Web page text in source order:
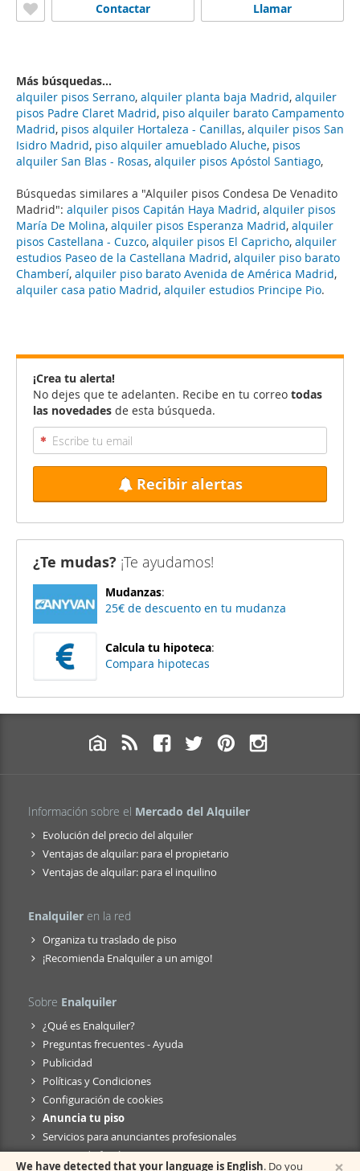
Búsquedas similares a "Alquiler pisos Condesa De Venadito
Madrid": alquiler pisos Capitán Haya Madrid, alquiler pisos
María De Molina, alquiler pisos Esperanza Madrid, alquiler
pisos Castellana - Cuzco, alquiler pisos El Capricho, alquiler
estudios Paseo de la Castellana Madrid, alquiler piso barato
Chamberí, alquiler piso barato Avenida de América Madrid,
alquiler casa patio Madrid, alquiler estudios Principe Pio.
Llamar
Contactar
Más búsquedas...
alquiler pisos Serrano, alquiler planta baja Madrid, alquiler
pisos Padre Claret Madrid, piso alquiler barato Campamento
Madrid, pisos alquiler Hortaleza - Canillas, alquiler pisos San
Isidro Madrid, piso alquiler amueblado Aluche, pisos
alquiler San Blas - Rosas, alquiler pisos Apóstol Santiago,
¡Crea tu alerta!
No dejes que te adelanten. Recibe en tu correo todas
las novedades de esta búsqueda.
Recibir alertas
¿Te mudas? ¡Te ayudamos!
Mudanzas:
25€ de descuento en tu mudanza
Calcula tu hipoteca:
Compara hipotecas
Información sobre el Mercado del Alquiler
Evolución del precio del alquiler
Ventajas de alquilar: para el propietario
Ventajas de alquilar: para el inquilino
Enalquiler en la red
Organiza tu traslado de piso
¡Recomienda Enalquiler a un amigo!
Sobre Enalquiler
¿Qué es Enalquiler?
Preguntas frecuentes - Ayuda
Publicidad
Políticas y Condiciones
Configuración de cookies
Anuncia tu piso
Servicios para anunciantes profesionales
Anuncio de fusión
We have detected that your language is English. Do you